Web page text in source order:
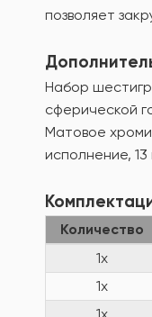
позволяет
Набор
сферической
Матовое
исполнение, 13
Количество
1x
1x